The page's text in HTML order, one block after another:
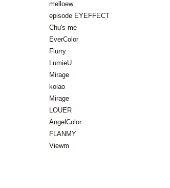
melloew
episode EYEFFECT
Chu's me
EverColor
Flurry
LumieU
Mirage
koiao
Mirage
LOUER
AngelColor
FLANMY
Viewm